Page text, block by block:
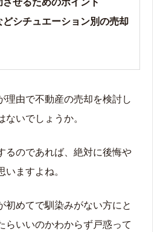
どシチュエーション別の売却
理由で不動産の売却を検討し
いでしょうか。
るのであれば、絶対に後悔や
ますよね。
初めてで馴染みがない方にと
らいいのかわからず戸惑って